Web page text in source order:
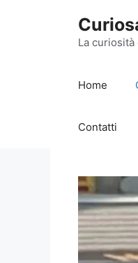
La
Home
Contatti